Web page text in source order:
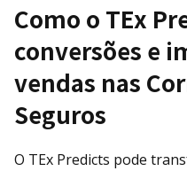
Como o TEx
conversões e
vendas nas
Seguros
O TEx Predicts pode